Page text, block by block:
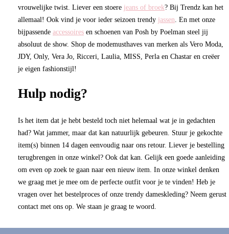
vrouwelijke twist. Liever een stoere jeans of broek? Bij Trendz kan het
allemaal! Ook vind je voor ieder seizoen trendy jassen. En met onze
bijpassende accessoires en schoenen van Posh by Poelman steel jij
absoluut de show. Shop de modemusthaves van merken als Vero Moda,
JDY, Only, Vera Jo, Ricceri, Laulia, MISS, Perla en Chastar en creëer
je eigen fashionstijl!
Hulp nodig?
Is het item dat je hebt besteld toch niet helemaal wat je in gedachten
had? Wat jammer, maar dat kan natuurlijk gebeuren. Stuur je gekochte
item(s) binnen 14 dagen eenvoudig naar ons retour. Liever je bestelling
terugbrengen in onze winkel? Ook dat kan. Gelijk een goede aanleiding
om even op zoek te gaan naar een nieuw item. In onze winkel denken
we graag met je mee om de perfecte outfit voor je te vinden! Heb je
vragen over het bestelproces of onze trendy dameskleding? Neem gerust
contact met ons op. We staan je graag te woord.